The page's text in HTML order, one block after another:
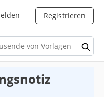
Registrieren